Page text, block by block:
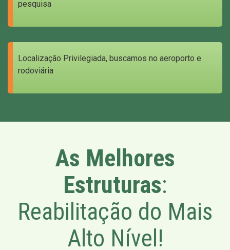
pesquisa
Localização Privilegiada, buscamos no aeroporto e
rodoviária
As Melhores
Estruturas:
Reabilitação do Mais
Alto Nível!